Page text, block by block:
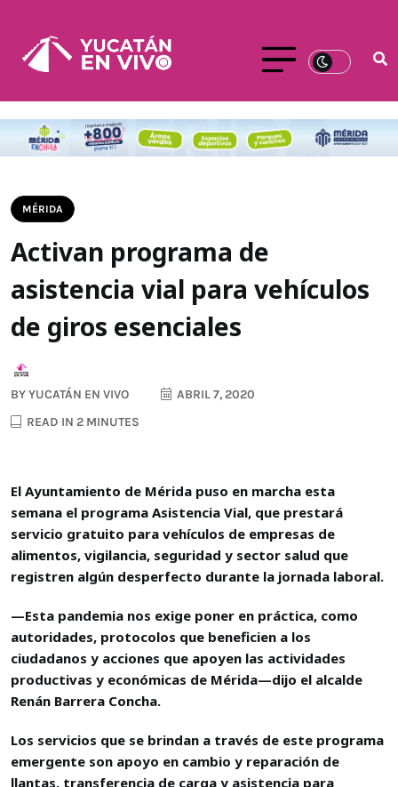
MÉRIDA
Activan programa de
asistencia vial para vehículos
de giros esenciales
BYYUCATÁN EN VIVO
ABRIL 7, 2020
READ IN 2 MINUTES
El Ayuntamiento de Mérida puso en marcha esta
semana el programa Asistencia Vial, que prestará
servicio gratuito para vehículos de empresas de
alimentos, vigilancia, seguridad y sector salud que
registren algún desperfecto durante la jornada laboral.
—Esta pandemia nos exige poner en práctica, como
autoridades, protocolos que beneficien a los
ciudadanos y acciones que apoyen las actividades
productivas y económicas de Mérida—dijo el alcalde
Renán Barrera Concha.
Los servicios que se brindan a través de este programa
emergente son apoyo en cambio y reparación de
llantas, transferencia de carga y asistencia para